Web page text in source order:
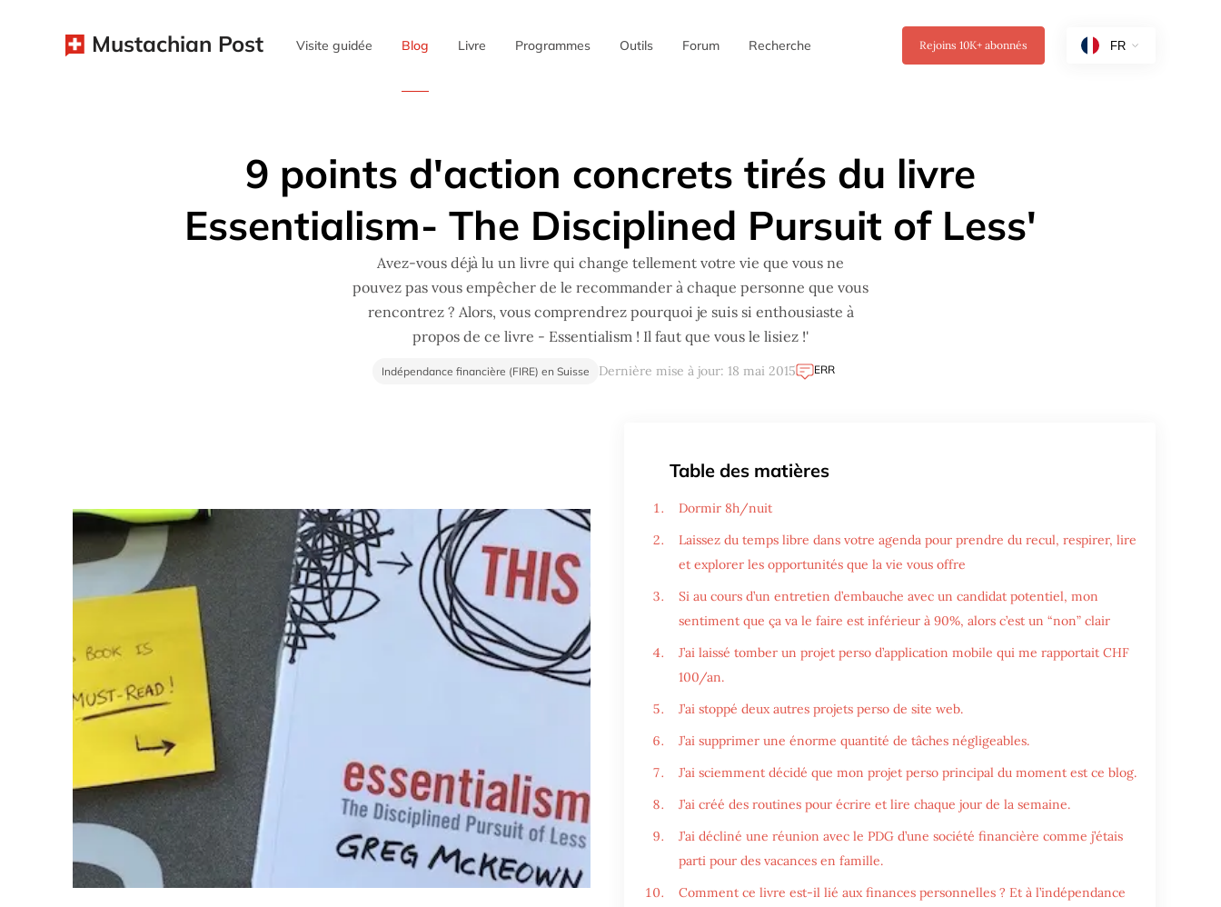
Mustachian Post Visite guidée Blog Livre Programmes Outils Forum Recherche Rejoins 10K+ abonnés
9 points d'action concrets tirés du livre
Essentialism- The Disciplined Pursuit of Less'
Avez-vous déjà lu un livre qui change tellement votre vie que vous ne
pouvez pas vous empêcher de le recommander à chaque personne que vous
rencontrez ? Alors, vous comprendrez pourquoi je suis si enthousiaste à
propos de ce livre - Essentialism ! Il faut que vous le lisiez !'
Indépendance financière (FIRE) en Suisse Dernière mise à jour: 18 mai 2015 ERR
Table des matières
Dormir 8h/nuit
Laissez du temps libre dans votre agenda pour prendre du recul, respirer, lire
et explorer les opportunités que la vie vous offre
Si au cours d’un entretien d’embauche avec un candidat potentiel, mon
sentiment que ça va le faire est inférieur à 90%, alors c’est un “non” clair
J’ai laissé tomber un projet perso d’application mobile qui me rapportait CHF
100/an.
J’ai stoppé deux autres projets perso de site web.
J’ai supprimer une énorme quantité de tâches négligeables.
J’ai sciemment décidé que mon projet perso principal du moment est ce blog.
J’ai créé des routines pour écrire et lire chaque jour de la semaine.
J’ai décliné une réunion avec le PDG d’une société financière comme j’étais
parti pour des vacances en famille.
Comment ce livre est-il lié aux finances personnelles ? Et à l’indépendance